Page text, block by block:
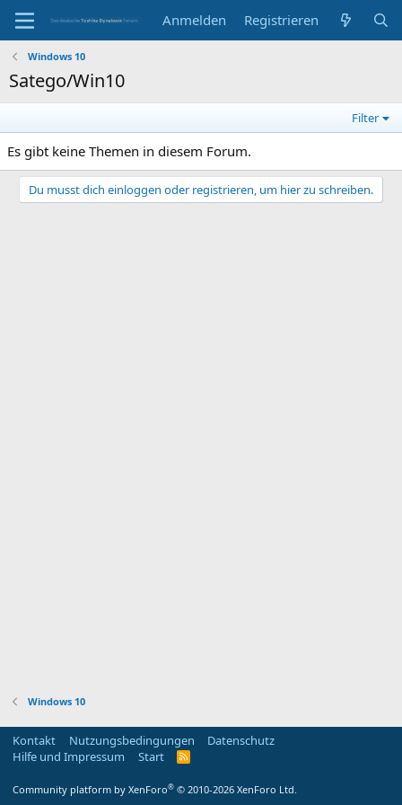
Anmelden Registrieren
Windows 10
Satego/Win10
Filter
Es gibt keine Themen in diesem Forum.
Du musst dich einloggen oder registrieren, um hier zu schreiben.
Windows 10
Kontakt Nutzungsbedingungen
Datenschutz
Hilfe und Impressum
Start
R
Community platform by XenForo® © 2010-2026 XenForo Ltd.